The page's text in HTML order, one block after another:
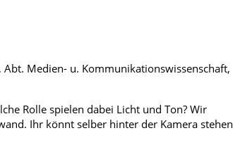
u. Kommunikationswissenschaft,
Rolle spielen dabei Licht und Ton? Wir
Ihr könnt selber hinter der Kamera stehen